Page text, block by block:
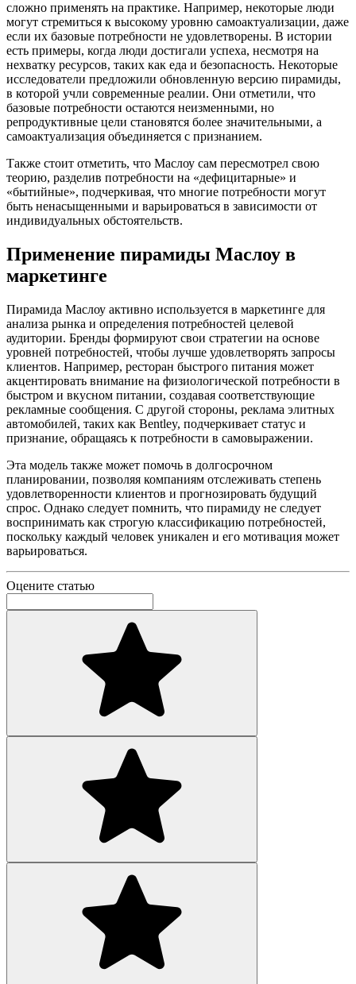
сложно применять на практике. Например, некоторые люди
могут стремиться к высокому уровню самоактуализации, даже
если их базовые потребности не удовлетворены. В истории
есть примеры, когда люди достигали успеха, несмотря на
нехватку ресурсов, таких как еда и безопасность. Некоторые
исследователи предложили обновленную версию пирамиды,
в которой учли современные реалии. Они отметили, что
базовые потребности остаются неизменными, но
репродуктивные цели становятся более значительными, а
самоактуализация объединяется с признанием.
Также стоит отметить, что Маслоу сам пересмотрел свою
теорию, разделив потребности на «дефицитарные» и
«бытийные», подчеркивая, что многие потребности могут
быть ненасыщенными и варьироваться в зависимости от
индивидуальных обстоятельств.
Применение пирамиды Маслоу в
маркетинге
Пирамида Маслоу активно используется в маркетинге для
анализа рынка и определения потребностей целевой
аудитории. Бренды формируют свои стратегии на основе
уровней потребностей, чтобы лучше удовлетворять запросы
клиентов. Например, ресторан быстрого питания может
акцентировать внимание на физиологической потребности в
быстром и вкусном питании, создавая соответствующие
рекламные сообщения. С другой стороны, реклама элитных
автомобилей, таких как Bentley, подчеркивает статус и
признание, обращаясь к потребности в самовыражении.
Эта модель также может помочь в долгосрочном
планировании, позволяя компаниям отслеживать степень
удовлетворенности клиентов и прогнозировать будущий
спрос. Однако следует помнить, что пирамиду не следует
воспринимать как строгую классификацию потребностей,
поскольку каждый человек уникален и его мотивация может
варьироваться.
Оцените статью